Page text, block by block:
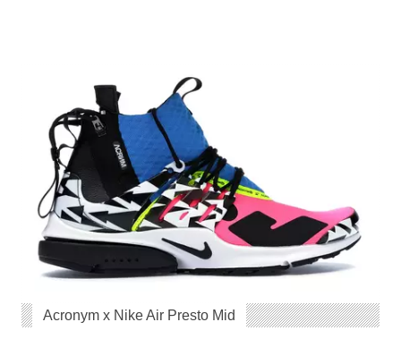
Acronym x Nike Air Presto Mid